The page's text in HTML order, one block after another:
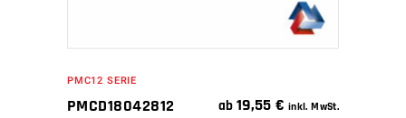
PMC12 SERIE
PMCD18042812 ab 19,55€ inkl. MwSt.